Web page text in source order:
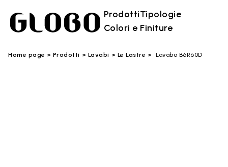
ProdottiTipologie
Colori e Finiture
Home page Prodotti Lavabi Le Lastre Lavabo B6R60D